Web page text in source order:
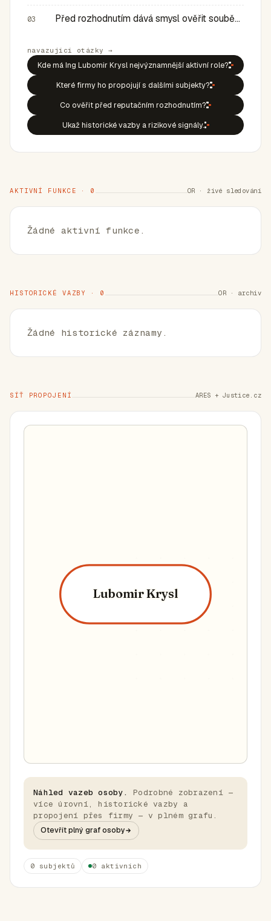
03 Před rozhodnutím dává smysl ověřit souběh rolí, historic…
navazující otázky →
Kde má Ing Lubomir Krysl nejvýznamnější aktivní role?
Které firmy ho propojují s dalšími subjekty?
Co ověřit před reputačním rozhodnutím?
Ukaž historické vazby a rizikové signály.
AKTIVNÍ FUNKCE · 0 OR · živé sledování
Žádné aktivní funkce.
HISTORICKÉ VAZBY · 0 OR · archiv
Žádné historické záznamy.
SÍŤ PROPOJENÍ ARES + Justice.cz
Lubomir Krysl
Náhled vazeb osoby.
Podrobné zobrazení —
více úrovní, historické vazby a
propojení přes firmy — v plném grafu.
Otevřít plný graf osoby
0 subjektů 0 aktivních